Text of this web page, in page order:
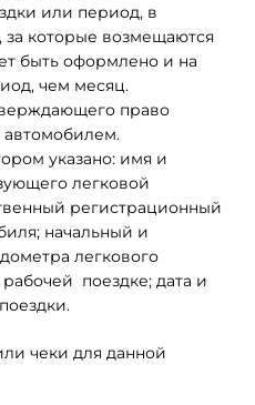
или период, в
которые возмещаются
быть оформлено и на
чем месяц.
право
автомобилем.
указано: имя и
легковой
регистрационный
начальный и
легкового
поездке; дата и
чеки для данной